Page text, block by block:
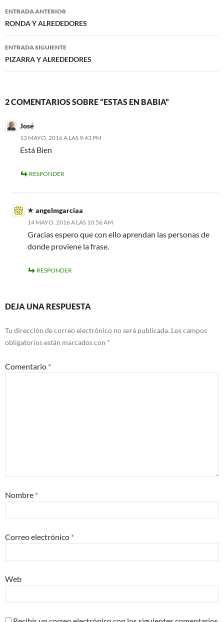
Navegación
de
entradas
ENTRADA ANTERIOR
RONDA Y ALREDEDORES
ENTRADA SIGUIENTE
PIZARRA Y ALREDEDORES
2 COMENTARIOS SOBRE “ESTAS EN BABIA”
José
13 MAYO, 2016 A LAS 9:43 PM
Está Bien
RESPONDER
angelmgarciaa
14 MAYO, 2016 A LAS 10:56 AM
Gracias espero que con ello aprendan las personas de
donde proviene la frase.
RESPONDER
DEJA UNA RESPUESTA
Tu dirección de correo electrónico no será publicada. Los campos
obligatorios están marcados con *
Comentario *
Nombre *
Correo electrónico *
Web